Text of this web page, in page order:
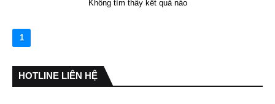
Không tìm thấy kết quả nào
1
HOTLINE LIÊN HỆ